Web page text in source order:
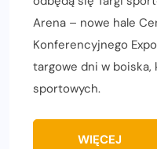
Arena – nowe hale
Konferencyjnego
targowe dni w
sportowych.
WIĘCEJ